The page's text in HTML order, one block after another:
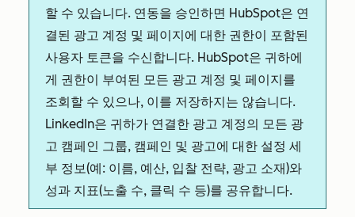
할 수 있습니다. 연동을 승인하면 HubSpot은 연
결된 광고 계정 및 페이지에 대한 권한이 포함된
사용자 토큰을 수신합니다. HubSpot은 귀하에
게 권한이 부여된 모든 광고 계정 및 페이지를
조회할 수 있으나, 이를 저장하지는 않습니다.
LinkedIn은 귀하가 연결한 광고 계정의 모든 광
고 캠페인 그룹, 캠페인 및 광고에 대한 설정 세
부 정보(예: 이름, 예산, 입찰 전략, 광고 소재)와
성과 지표(노출 수, 클릭 수 등)를 공유합니다.